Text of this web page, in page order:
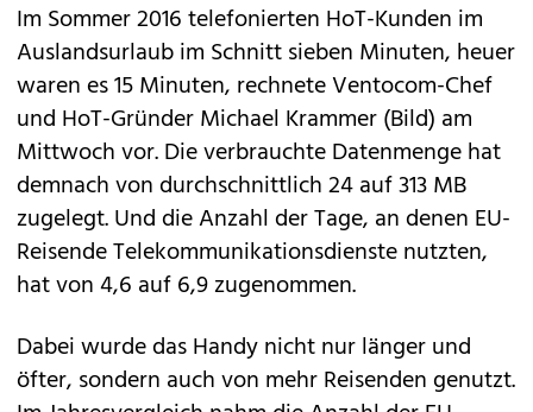
Im Sommer 2016 telefonierten HoT-Kunden im
Auslandsurlaub im Schnitt sieben Minuten, heuer
waren es 15 Minuten, rechnete Ventocom-Chef
und HoT-Gründer Michael Krammer (Bild) am
Mittwoch vor. Die verbrauchte Datenmenge hat
demnach von durchschnittlich 24 auf 313 MB
zugelegt. Und die Anzahl der Tage, an denen EU-
Reisende Telekommunikationsdienste nutzten,
hat von 4,6 auf 6,9 zugenommen.
Dabei wurde das Handy nicht nur länger und
öfter, sondern auch von mehr Reisenden genutzt.